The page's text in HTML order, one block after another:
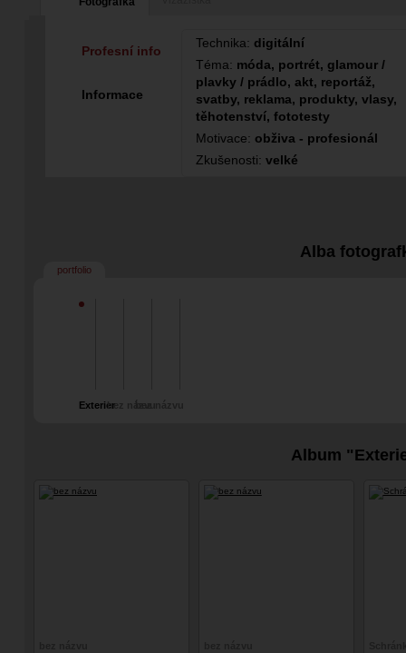
Technika: digitální
Téma: móda, portrét, glamour /
plavky / prádlo, akt, reportáž,
svatby, reklama, produkty, vlasy,
těhotenství, fototesty
Motivace: obživa - profesionál
Zkušenosti: velké
Profesní info
Informace
Alba
portfolio
Exterierbez názvu
Album